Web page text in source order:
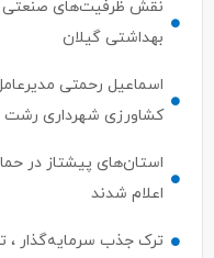
نقش ظرفیت‌های صنعتی
بهداشتی گیلان
اسماعیل رحمتی
کشاورزی شهرداری
استان‌های پیشتاز در
اعلام شدند
ترک جذب سرمایه‌گذار